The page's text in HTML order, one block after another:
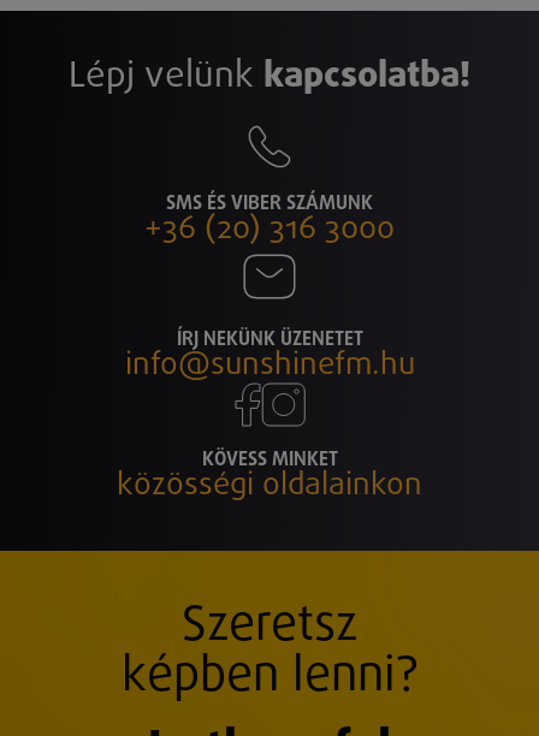
Lépj velünk kapcsolatba!
SMS ÉS VIBER SZÁMUNK
+36 (20) 316 3000
ÍRJ NEKÜNK ÜZENETET
info@sunshinefm.hu
KÖVESS MINKET
közösségi oldalainkon
Szeretsz
képben lenni?